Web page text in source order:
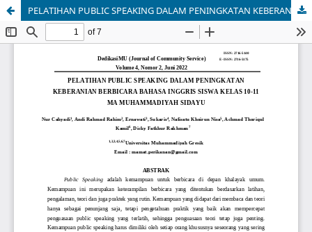
PELATIHAN PUBLIC SPEAKING DALAM PENINGKATAN KEBERANIAN BERBICARA BAHASA INGGRIS SISWA KELAS 10-11 MA MUHAMMADIYAH SIDAYU